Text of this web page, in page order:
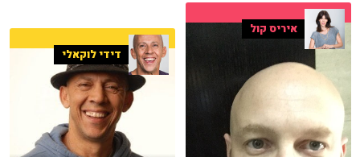
איריס קול
דידי לוקאלי